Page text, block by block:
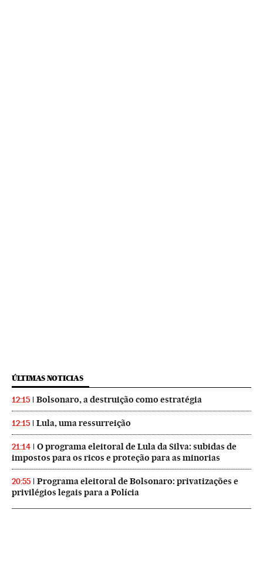
ÚLTIMAS NOTICIAS
12:15 Bolsonaro, a destruição como estratégia
12:15 Lula, uma ressurreição
21:14
O programa eleitoral de Lula da Silva: subidas de
impostos para os ricos e proteção para as minorias
20:55
Programa eleitoral de Bolsonaro: privatizações e
privilégios legais para a Polícia